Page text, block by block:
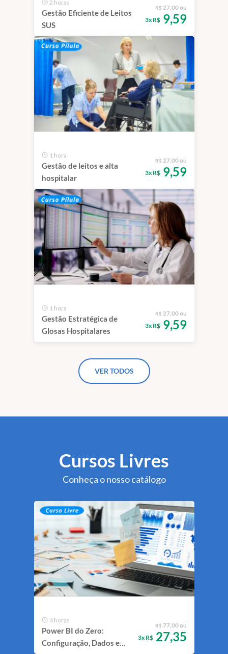
2 horas
Gestão Eficiente de Leitos
SUS
R$ 27,00 ou
3x R$9,59
1 hora
Gestão de leitos e alta
hospitalar
R$ 27,00 ou
3x R$9,59
1 hora
Gestão Estratégica de
Glosas Hospitalares
R$ 27,00 ou
3x R$9,59
VER TODOS
Cursos Livres
Conheça o nosso catálogo
4 horas
Power BI do Zero:
Configuração, Dados e
R$ 77,00 ou
3x R$27,35